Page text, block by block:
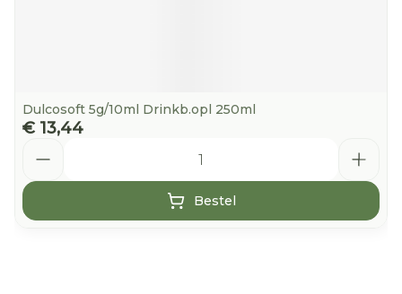
Dulcosoft 5g/10ml Drinkb.opl 250ml
€ 13,44
Bestel